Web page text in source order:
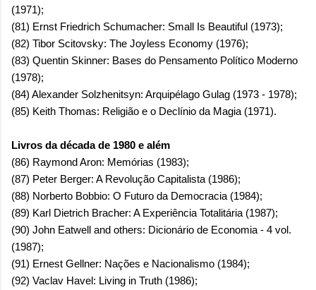
(1971);
(81) Ernst Friedrich Schumacher: Small Is Beautiful (1973);
(82) Tibor Scitovsky: The Joyless Economy (1976);
(83) Quentin Skinner: Bases do Pensamento Político Moderno
(1978);
(84) Alexander Solzhenitsyn: Arquipélago Gulag (1973 - 1978);
(85) Keith Thomas: Religião e o Declínio da Magia (1971).
Livros da década de 1980 e além
(86) Raymond Aron: Memórias (1983);
(87) Peter Berger: A Revolução Capitalista (1986);
(88) Norberto Bobbio: O Futuro da Democracia (1984);
(89) Karl Dietrich Bracher: A Experiência Totalitária (1987);
(90) John Eatwell and others: Dicionário de Economia - 4 vol.
(1987);
(91) Ernest Gellner: Nações e Nacionalismo (1984);
(92) Vaclav Havel: Living in Truth (1986);